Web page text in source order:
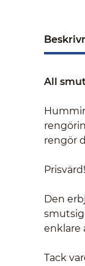
All
rengör
Den
enklare
Tack